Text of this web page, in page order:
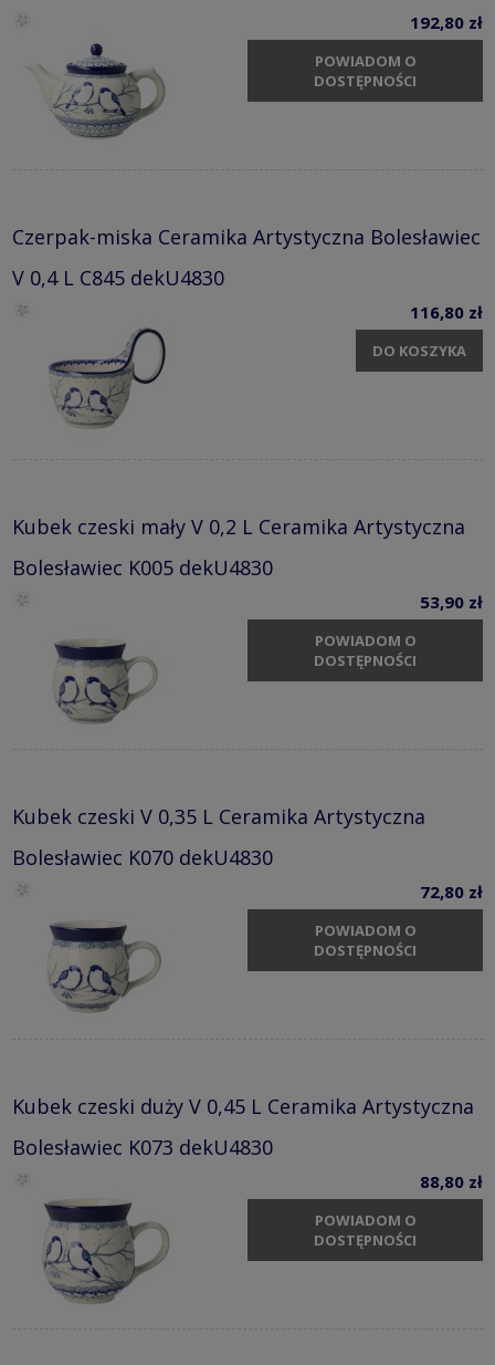
192,80 zł
POWIADOM O
DOSTĘPNOŚCI
Czerpak-miska Ceramika Artystyczna Bolesławiec
V 0,4 L C845 dekU4830
116,80 zł
DO KOSZYKA
Kubek czeski mały V 0,2 L Ceramika Artystyczna
Bolesławiec K005 dekU4830
53,90 zł
POWIADOM O
DOSTĘPNOŚCI
Kubek czeski V 0,35 L Ceramika Artystyczna
Bolesławiec K070 dekU4830
72,80 zł
POWIADOM O
DOSTĘPNOŚCI
Kubek czeski duży V 0,45 L Ceramika Artystyczna
Bolesławiec K073 dekU4830
88,80 zł
POWIADOM O
DOSTĘPNOŚCI